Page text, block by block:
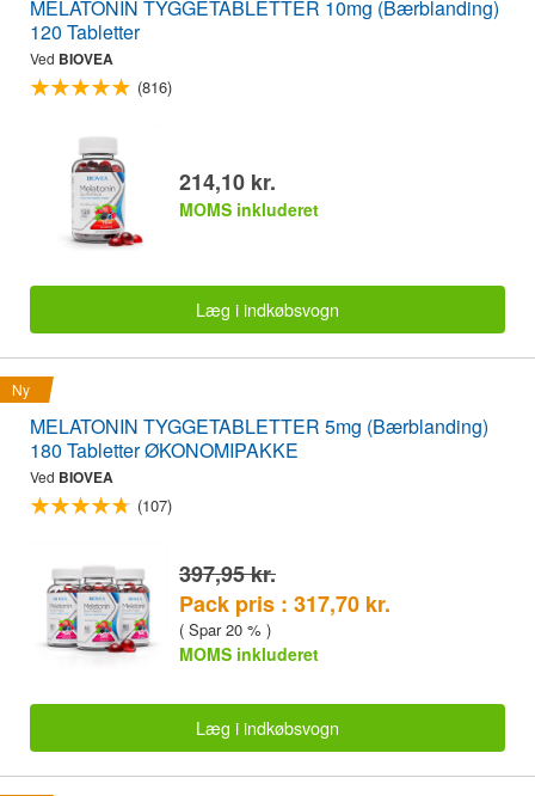
MELATONIN TYGGETABLETTER 10mg (Bærblanding)
120 Tabletter
Ved BIOVEA
(816)
214,10 kr.
MOMS inkluderet
Læg i indkøbsvogn
Ny
MELATONIN TYGGETABLETTER 5mg (Bærblanding)
180 Tabletter ØKONOMIPAKKE
Ved BIOVEA
(107)
397,95 kr.
Pack pris : 317,70 kr.
( Spar 20 % )
MOMS inkluderet
Læg i indkøbsvogn